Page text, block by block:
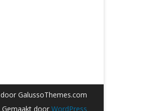
door GalussoThemes.com
Gemaakt door WordPress